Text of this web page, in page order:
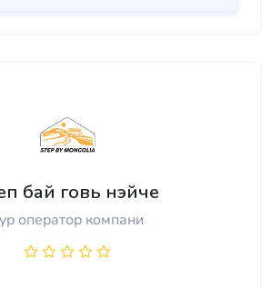
бай говь нэйче
оператор компани